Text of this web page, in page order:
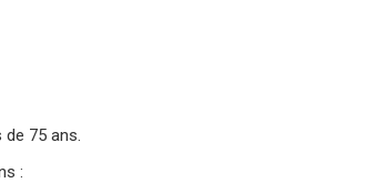
75 ans.
: